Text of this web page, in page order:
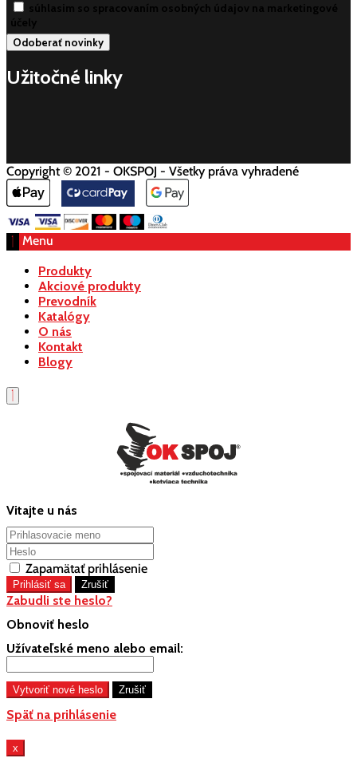
súhlasim so spracovaním osobných údajov na marketingové
účely
Užitočné linky
Copyright © 2021 - OKSPOJ - Všetky práva vyhradené
Menu
Produkty
Akciové produkty
Prevodník
Katalógy
O nás
Kontakt
Blogy
Vitajte u nás
Zapamätať prihlásenie
Zabudli ste heslo?
Obnoviť heslo
Užívateľské meno alebo email:
Späť na prihlásenie
x